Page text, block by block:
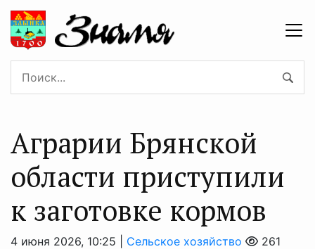
Аграрии Брянской
области приступили
к заготовке кормов
4 июня 2026, 10:25 | Сельское хозяйство 261